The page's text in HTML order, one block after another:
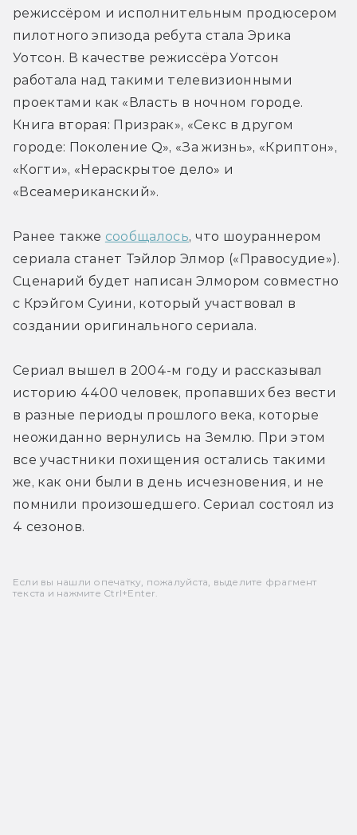
режиссёром и исполнительным продюсером
пилотного эпизода ребута стала Эрика
Уотсон. В качестве режиссёра Уотсон
работала над такими телевизионными
проектами как «Власть в ночном городе.
Книга вторая: Призрак», «Секс в другом
городе: Поколение Q», «За жизнь», «Криптон»,
«Когти», «Нераскрытое дело» и
«Всеамериканский».
Ранее также сообщалось, что шоураннером
сериала станет Тэйлор Элмор («Правосудие»).
Сценарий будет написан Элмором совместно
с Крэйгом Суини, который участвовал в
создании оригинального сериала.
Сериал вышел в 2004-м году и рассказывал
историю 4400 человек, пропавших без вести
в разные периоды прошлого века, которые
неожиданно вернулись на Землю. При этом
все участники похищения остались такими
же, как они были в день исчезновения, и не
помнили произошедшего. Сериал состоял из
4 сезонов.
Если вы нашли опечатку, пожалуйста, выделите фрагмент
текста и нажмите Ctrl+Enter.